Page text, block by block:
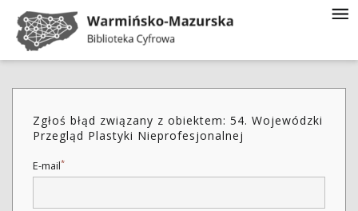
Zgłoś błąd związany z obiektem: 54. Wojewódzki
Przegląd Plastyki Nieprofesjonalnej
E-mail*